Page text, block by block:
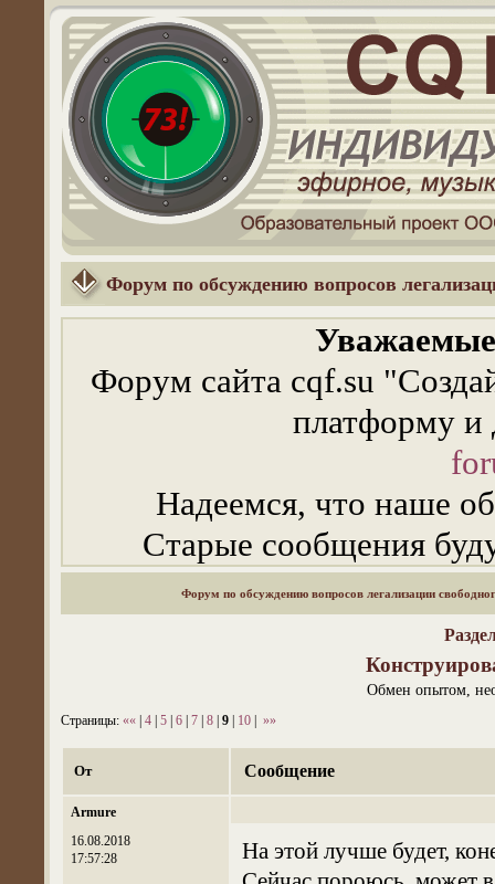
Форум по обсуждению вопросов
Уважаемые
Форум сайта cqf.su
платформу и
Надеемся, что наше
Старые сообщения
Форум по обсуждению вопросов легализации
Обмен опытом,
Страницы: «« 4 5 6 7 8 9 10 »»
От Сообщение
Armure
16.08.2018
17:57:28
На этой лучше будет,